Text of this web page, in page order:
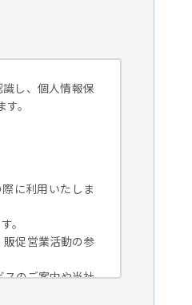
し、個人情報保
。
に利用いたしま
。
促営業活動の参
のご案内や当社